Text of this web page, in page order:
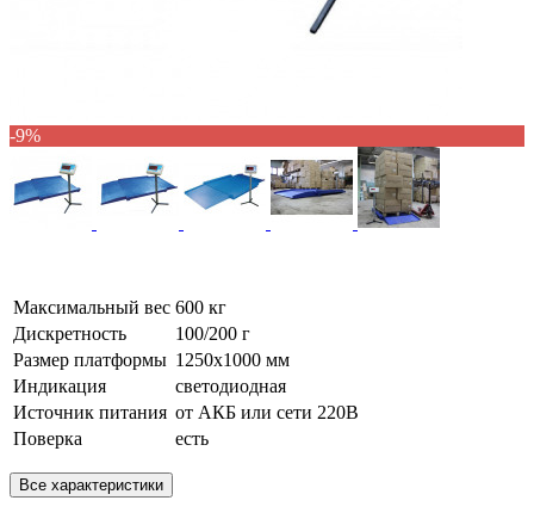
-9%
Максимальный вес 600 кг
Дискретность
100/200 г
Размер платформы 1250х1000 мм
Индикация
светодиодная
Источник питания от АКБ или сети 220В
Поверка
есть
Все характеристики